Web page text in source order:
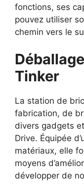
fonctions, ses
pouvez utiliser
chemin vers le
Tinker
La station de
fabrication, de
divers gadgets
Drive. Équipée
matériaux, elle
moyens
développer de